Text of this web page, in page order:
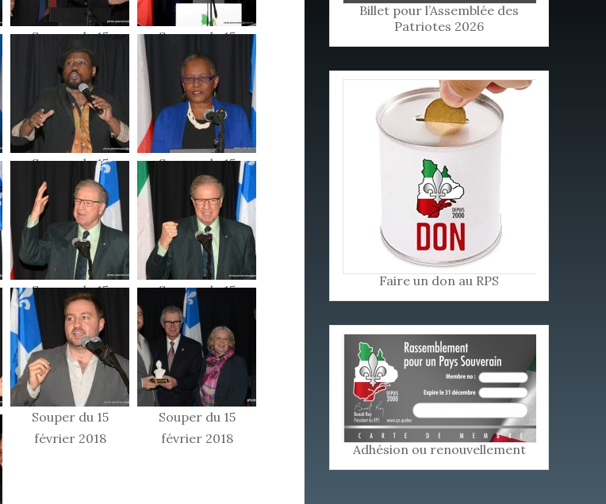
Souper du 15
février 2018
Souper du 15
février 2018
Souper du 15
février 2018
Souper du 15
février 2018
Souper du 15
février 2018
Souper du 15
février 2018
Souper du 15
février 2018
Souper du 15
février 2018
Billet pour l’Assemblée des
Patriotes 2026
Faire un don au RPS
Adhésion ou renouvellement